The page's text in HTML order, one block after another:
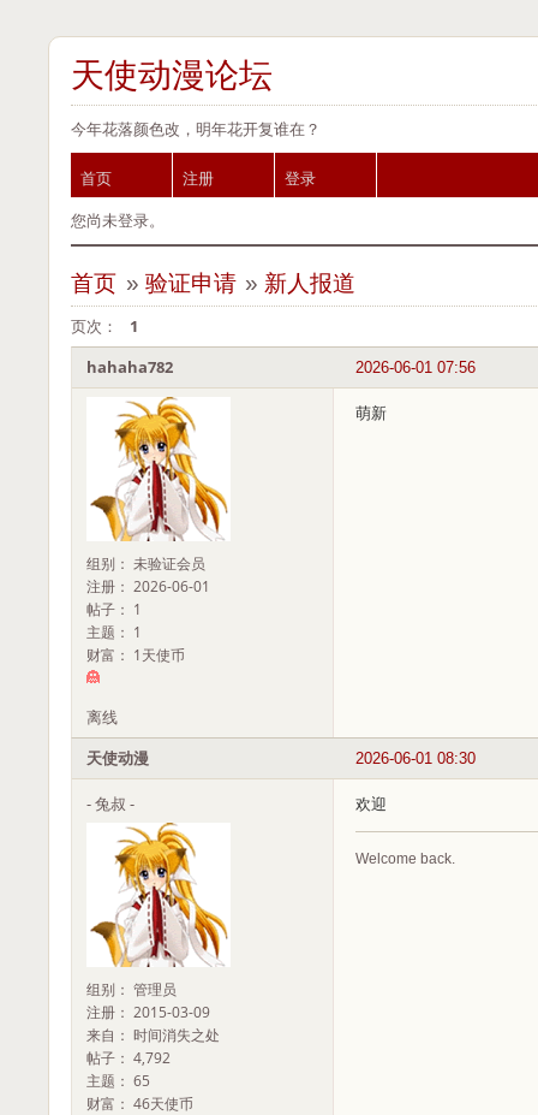
天使动漫论坛
今年花落颜色改，明年花开复谁在？
首页 注册
登录
您尚未登录。
首页 » 验证申请 » 新人报道
页次： 1
2026-06-01 07:56
hahaha782
组别： 未验证会员
注册： 2026-06-01
帖子： 1
主题： 1
财富： 1天使币
萌新
离线
2026-06-01 08:30
天使动漫
- 兔叔 -
组别： 管理员
注册： 2015-03-09
来自： 时间消失之处
帖子： 4,792
主题： 65
财富： 46天使币
欢迎
Welcome back.